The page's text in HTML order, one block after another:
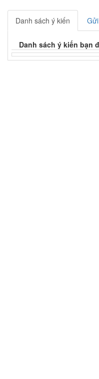
Danh sách ý kiến
Danh sách ý kiến bạn